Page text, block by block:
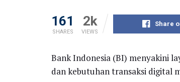
161
SHARES
2k
VIEWS
Share
Bank Indonesia (BI) menyakini
dan kebutuhan transaksi digital